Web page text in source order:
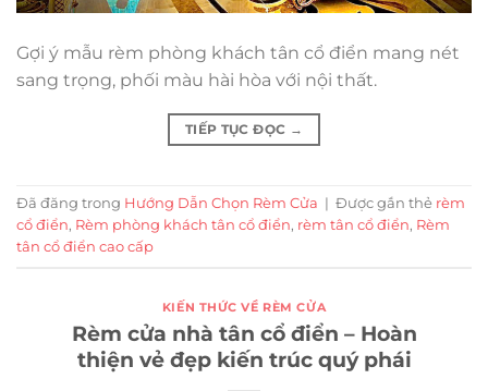
Gợi ý mẫu rèm phòng khách tân cổ điển mang nét
sang trọng, phối màu hài hòa với nội thất.
TIẾP TỤC ĐỌC →
Đã đăng trong Hướng Dẫn Chọn Rèm Cửa | Được gắn thẻ rèm
cổ điển, Rèm phòng khách tân cổ điển, rèm tân cổ điển, Rèm
tân cổ điển cao cấp
KIẾN THỨC VỀ RÈM CỬA
Rèm cửa nhà tân cổ điển – Hoàn
thiện vẻ đẹp kiến trúc quý phái